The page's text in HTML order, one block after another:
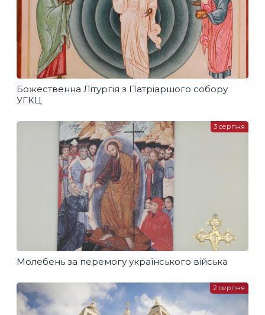
Божественна Літургія з Патріаршого собору
УГКЦ
Молебень за перемогу українського війська
3 серпня
2 серпня